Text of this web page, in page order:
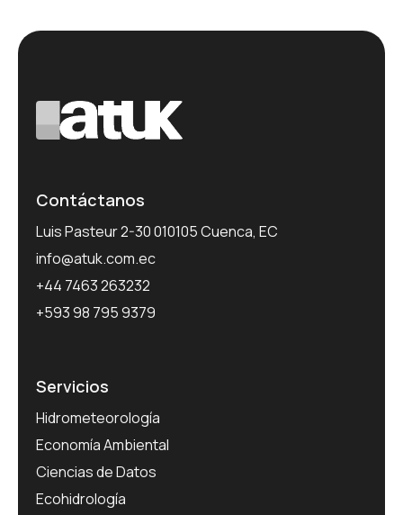
Contáctanos
Luis Pasteur 2-30 010105 Cuenca, EC
info@atuk.com.ec
+44 7463 263232
+593 98 795 9379
Servicios
Hidrometeorología
Economía Ambiental
Ciencias de Datos
Ecohidrología